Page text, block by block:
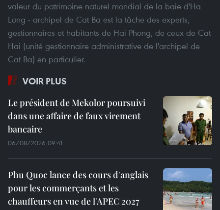
valeur du patrimoine naturel mondial de la baie d'Ha
Long - archipel de Cat Ba est la tâche des experts,
gestionnaires et habitants de Hai Phong, de ceux de Cat
Hai (unité gestionnaire administrative de l'archipel de
Cat Ba) en particulier.
VOIR PLUS
Le président de Mekolor poursuivi
dans une affaire de faux virement
bancaire
06/08/2026 09:41
Phu Quoc lance des cours d'anglais
pour les commerçants et les
chauffeurs en vue de l'APEC 2027